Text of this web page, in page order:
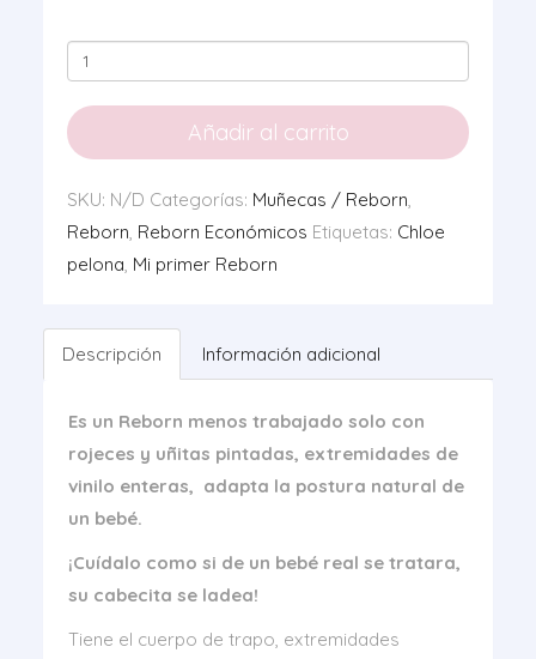
Mi
primer
Reborn
Chloe
Añadir al carrito
SKU: N/D Categorías: Muñecas / Reborn,
Reborn, Reborn Económicos Etiquetas: Chloe
pelona, Mi primer Reborn
Descripción Información adicional
Es un Reborn menos trabajado solo con
rojeces y uñitas pintadas, extremidades de
vinilo enteras, adapta la postura natural de
un bebé.
¡Cuídalo como si de un bebé real se tratara,
su cabecita se ladea!
Tiene el cuerpo de trapo, extremidades